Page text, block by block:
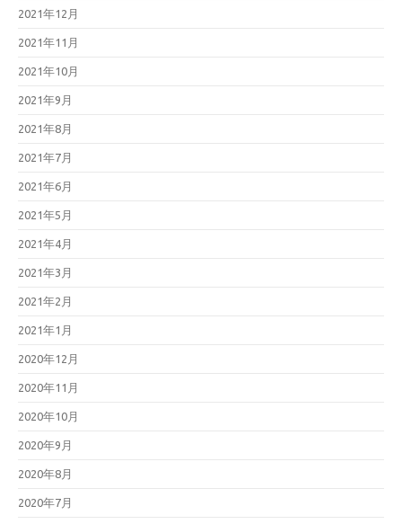
2021年12月
2021年11月
2021年10月
2021年9月
2021年8月
2021年7月
2021年6月
2021年5月
2021年4月
2021年3月
2021年2月
2021年1月
2020年12月
2020年11月
2020年10月
2020年9月
2020年8月
2020年7月